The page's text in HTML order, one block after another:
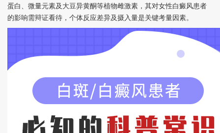
蛋白、微量元素及大豆异黄酮等植物雌激素，其对女性白癜风患者
的影响需辩证看待，个体反应差异及摄入量是关键考量因素。